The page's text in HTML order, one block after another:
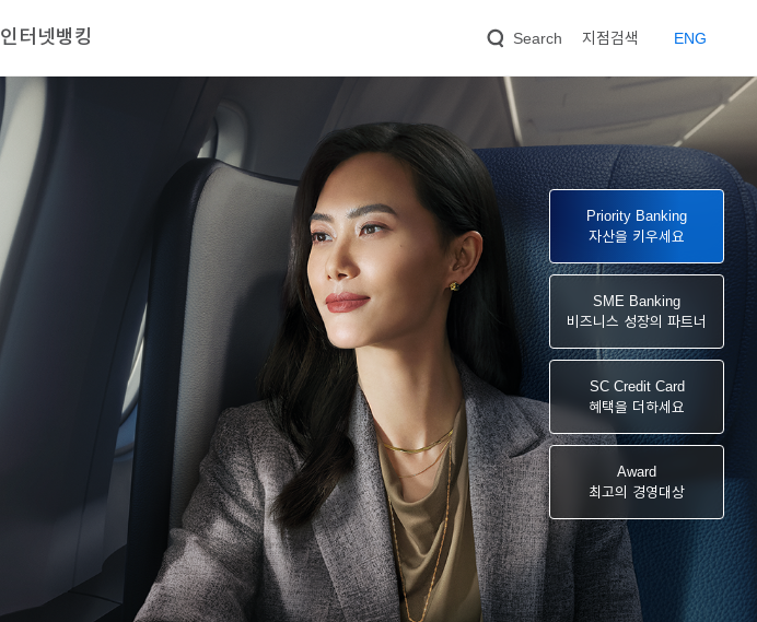
인터넷뱅킹 Search 지점검색 ENG
Priority Banking
자산을 키우세요
SME Banking
비즈니스 성장의 파트너
SC Credit Card
혜택을 더하세요
Award
최고의 경영대상